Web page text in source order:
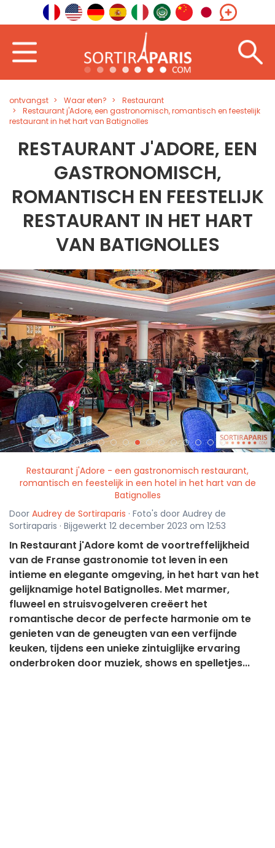
ontvangst Waar eten?
Restaurant
Restaurant j'Adore, een gastronomisch, romantisch en feestelijk
restaurant in het hart van Batignolles
RESTAURANT J'ADORE, EEN
GASTRONOMISCH,
ROMANTISCH EN FEESTELIJK
RESTAURANT IN HET HART
VAN BATIGNOLLES
< >
Restaurant j'Adore - een gastronomisch restaurant,
romantisch en feestelijk in een hotel in het hart van de
Batignolles
Door Audrey de Sortiraparis · Foto's door Audrey de
Sortiraparis · Bijgewerkt 12 december 2023 om 12:53
In Restaurant j'Adore komt de voortreffelijkheid
van de Franse gastronomie tot leven in een
intieme en elegante omgeving, in het hart van het
gelijknamige hotel Batignolles. Met marmer,
fluweel en struisvogelveren creëert het
romantische decor de perfecte harmonie om te
genieten van de geneugten van een verfijnde
keuken, tijdens een unieke zintuiglijke ervaring
onderbroken door muziek, shows en spelletjes...